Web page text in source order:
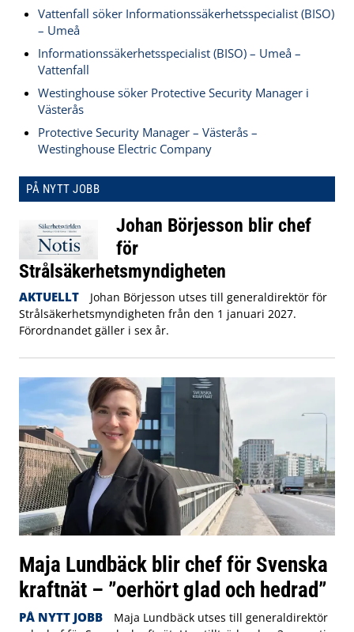
Vattenfall söker Informationssäkerhetsspecialist (BISO)
– Umeå
Informationssäkerhetsspecialist (BISO) – Umeå –
Vattenfall
Westinghouse söker Protective Security Manager i
Västerås
Protective Security Manager – Västerås –
Westinghouse Electric Company
PÅ NYTT JOBB
Johan Börjesson blir chef
för
Strålsäkerhetsmyndigheten
AKTUELLT
Johan Börjesson utses till generaldirektör för
Strålsäkerhetsmyndigheten från den 1 januari 2027.
Förordnandet gäller i sex år.
Maja Lundbäck blir chef för Svenska
kraftnät – ”oerhört glad och hedrad”
PÅ NYTT JOBB
Maja Lundbäck utses till generaldirektör